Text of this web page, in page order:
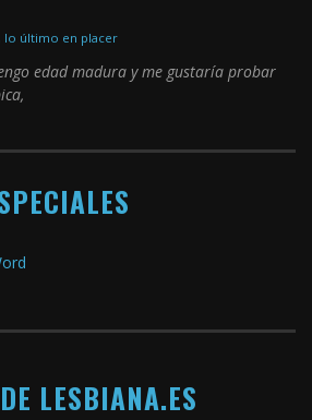
lo último en placer
edad madura y me gustaría probar
LESBIANA.ES